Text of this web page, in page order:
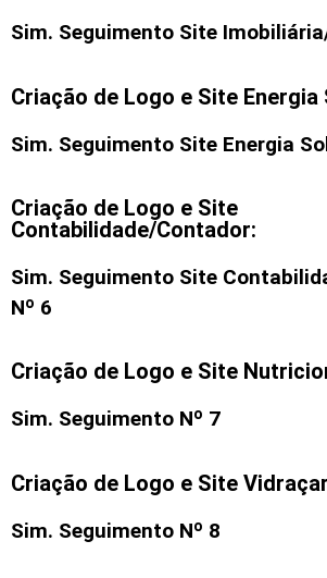
Sim. Seguimento Site
Criação de Logo e Site Energia
Sim. Seguimento Site Energia
Criação de Logo e Site
Contabilidade/Contador:
Sim. Seguimento Site
Nº 6
Criação de Logo e Site
Sim. Seguimento Nº 7
Criação de Logo e Site
Sim. Seguimento Nº 8